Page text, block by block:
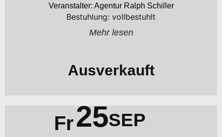
Agentur Ralph Schiller
Bestuhlung: vollbestuhlt
Mehr lesen
Ausverkauft
Fr25SEP